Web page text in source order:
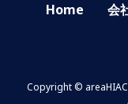
Home 会
Copyright ©